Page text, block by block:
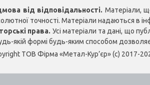
від відповідальності. Матеріали,
точності. Матеріали надаються в
права. Усі матеріали та дані, що
якій формі будь-яким способом
ТОВ Фірма «Метал-Кур’єр» (c) 2017-